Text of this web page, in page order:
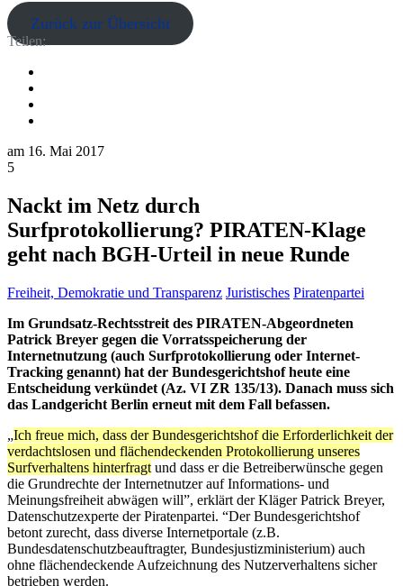
Zurück zur Übersicht
Teilen:
am 16. Mai 2017
5
Nackt im Netz durch
Surfprotokollierung? PIRATEN-Klage
geht nach BGH-Urteil in neue Runde
Freiheit, Demokratie und Transparenz Juristisches Piratenpartei
Im Grundsatz-Rechtsstreit des PIRATEN-Abgeordneten
Patrick Breyer gegen die Vorratsspeicherung der
Internetnutzung (auch Surfprotokollierung oder Internet-
Tracking genannt) hat der Bundesgerichtshof heute eine
Entscheidung verkündet (Az. VI ZR 135/13). Danach muss sich
das Landgericht Berlin erneut mit dem Fall befassen.
„Ich freue mich, dass der Bundesgerichtshof die Erforderlichkeit der
verdachtslosen und flächendeckenden Protokollierung unseres
Surfverhaltens hinterfragt und dass er die Betreiberwünsche gegen
die Grundrechte der Internetnutzer auf Informations- und
Meinungsfreiheit abwägen will”, erklärt der Kläger Patrick Breyer,
Datenschutzexperte der Piratenpartei. “Der Bundesgerichtshof
betont zurecht, dass diverse Internetportale (z.B.
Bundesdatenschutzbeauftragter, Bundesjustizministerium) auch
ohne flächendeckende Aufzeichnung des Nutzerverhaltens sicher
betrieben werden.